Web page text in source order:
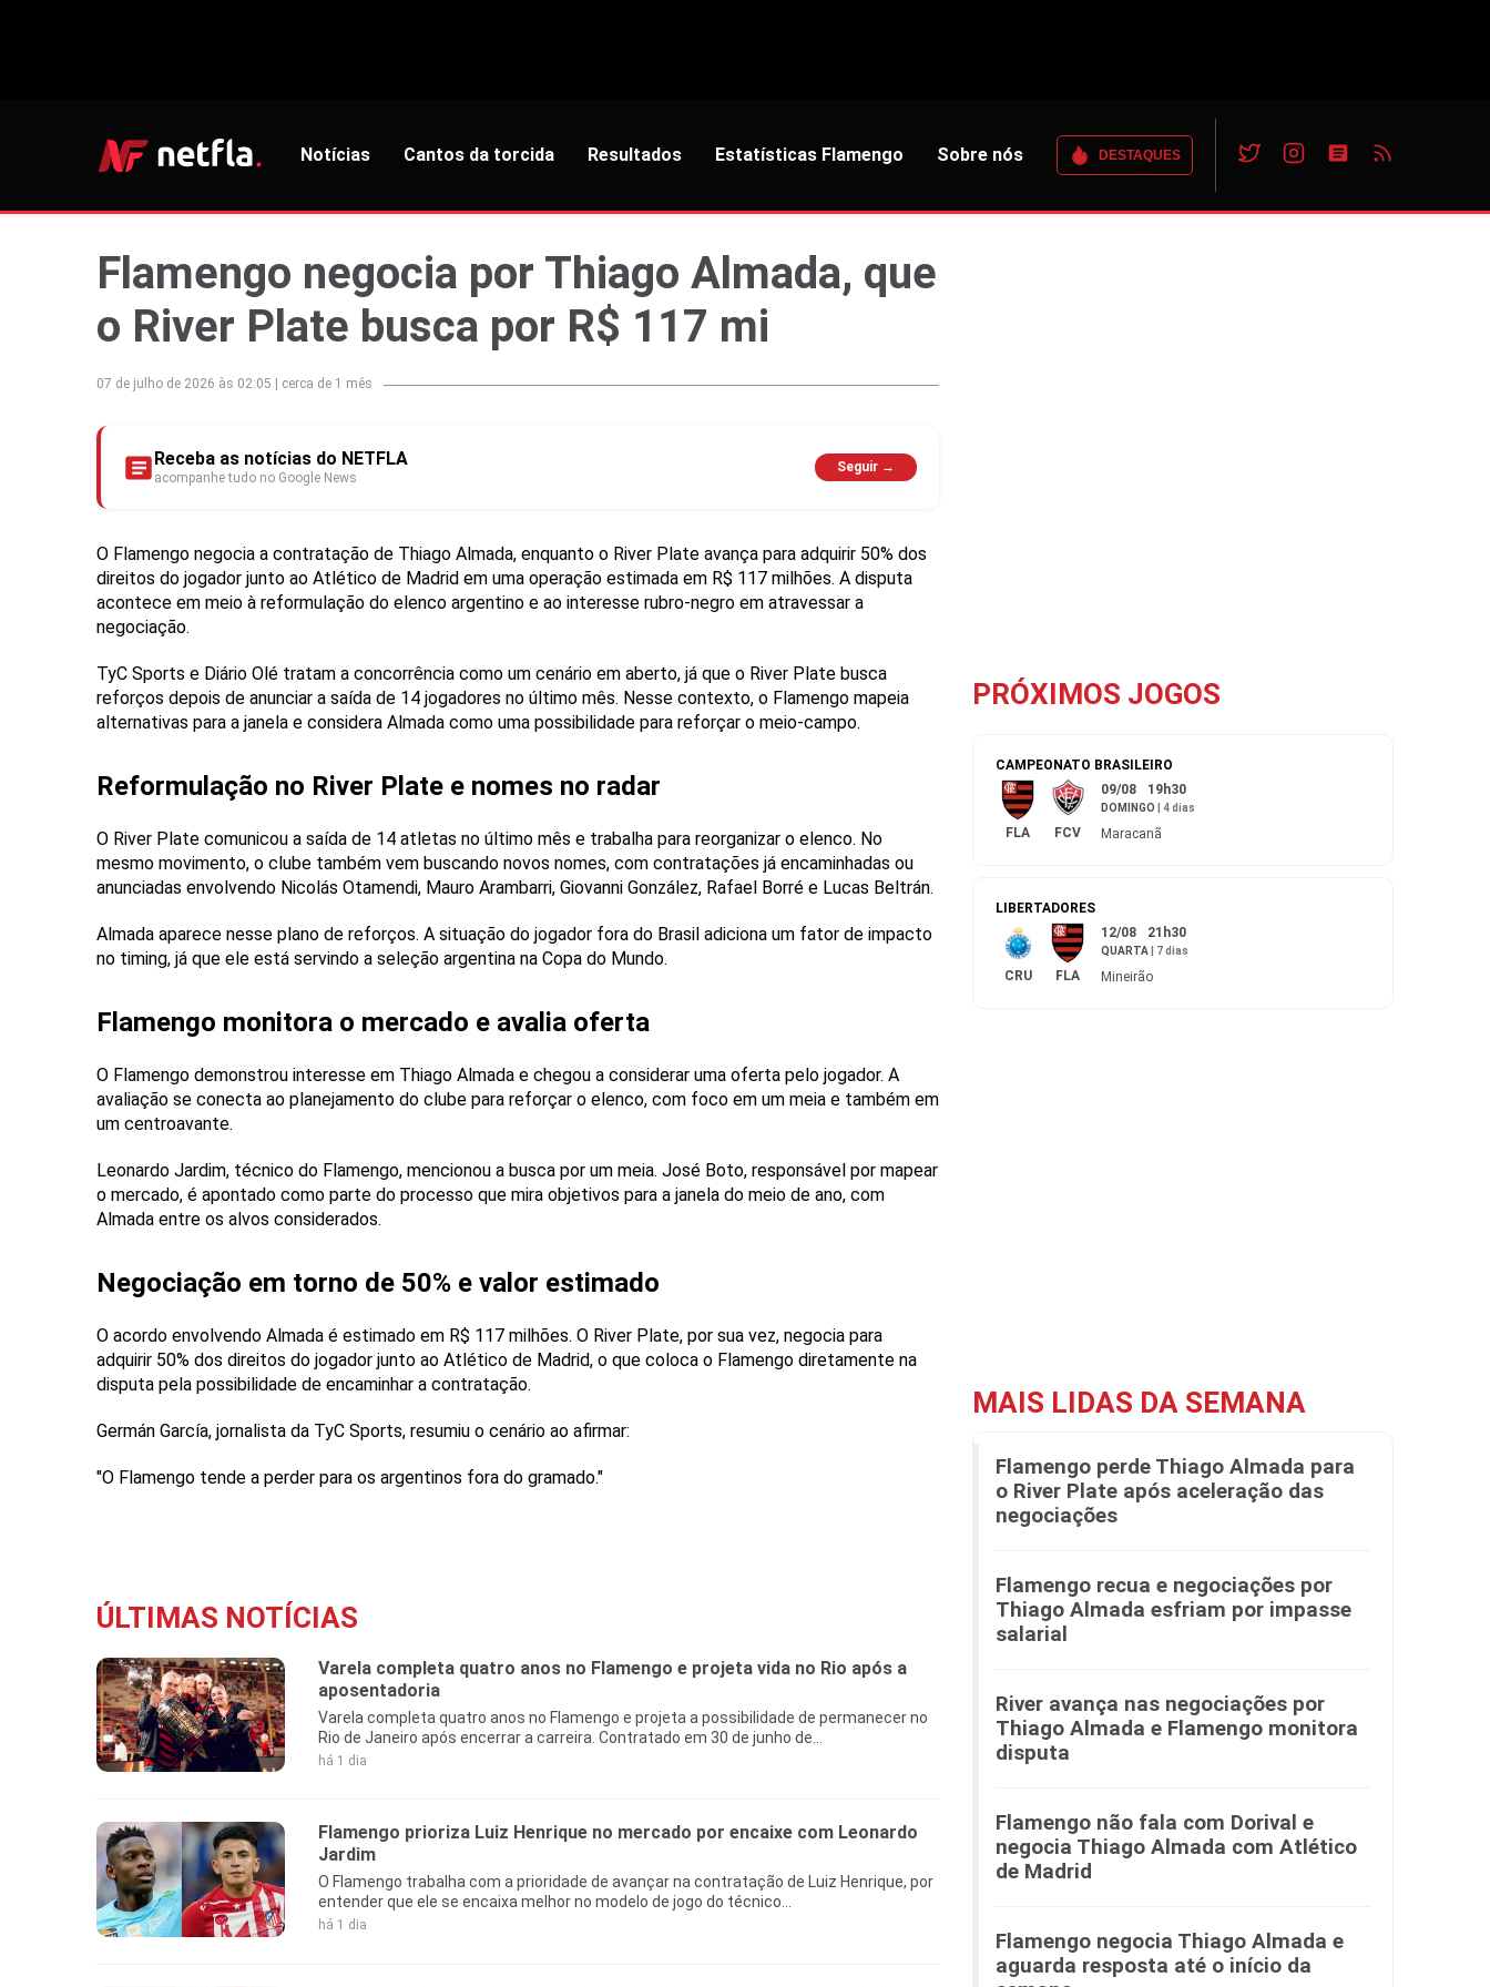
Notícias Cantos da torcida Resultados Estatísticas Flamengo Sobre nós DESTAQUES
Flamengo negocia por Thiago Almada, que
o River Plate busca por R$ 117 mi
07 de julho de 2026 às 02:05 cerca de 1 mês
Receba as notícias do NETFLA
acompanhe tudo no Google News
Seguir →
O Flamengo negocia a contratação de Thiago Almada, enquanto o River Plate avança para adquirir 50% dos
direitos do jogador junto ao Atlético de Madrid em uma operação estimada em R$ 117 milhões. A disputa
acontece em meio à reformulação do elenco argentino e ao interesse rubro-negro em atravessar a
negociação.
TyC Sports e Diário Olé tratam a concorrência como um cenário em aberto, já que o River Plate busca
reforços depois de anunciar a saída de 14 jogadores no último mês. Nesse contexto, o Flamengo mapeia
alternativas para a janela e considera Almada como uma possibilidade para reforçar o meio-campo.
Reformulação no River Plate e nomes no radar
O River Plate comunicou a saída de 14 atletas no último mês e trabalha para reorganizar o elenco. No
mesmo movimento, o clube também vem buscando novos nomes, com contratações já encaminhadas ou
anunciadas envolvendo Nicolás Otamendi, Mauro Arambarri, Giovanni González, Rafael Borré e Lucas Beltrán.
Almada aparece nesse plano de reforços. A situação do jogador fora do Brasil adiciona um fator de impacto
no timing, já que ele está servindo a seleção argentina na Copa do Mundo.
Flamengo monitora o mercado e avalia oferta
O Flamengo demonstrou interesse em Thiago Almada e chegou a considerar uma oferta pelo jogador. A
avaliação se conecta ao planejamento do clube para reforçar o elenco, com foco em um meia e também em
um centroavante.
Leonardo Jardim, técnico do Flamengo, mencionou a busca por um meia. José Boto, responsável por mapear
o mercado, é apontado como parte do processo que mira objetivos para a janela do meio de ano, com
Almada entre os alvos considerados.
Negociação em torno de 50% e valor estimado
O acordo envolvendo Almada é estimado em R$ 117 milhões. O River Plate, por sua vez, negocia para
adquirir 50% dos direitos do jogador junto ao Atlético de Madrid, o que coloca o Flamengo diretamente na
disputa pela possibilidade de encaminhar a contratação.
Germán García, jornalista da TyC Sports, resumiu o cenário ao afirmar:
"O Flamengo tende a perder para os argentinos fora do gramado."
ÚLTIMAS NOTÍCIAS
Varela completa quatro anos no Flamengo e projeta vida no Rio após a
aposentadoria
Varela completa quatro anos no Flamengo e projeta a possibilidade de permanecer no
Rio de Janeiro após encerrar a carreira. Contratado em 30 de junho de...
há 1 dia
Flamengo prioriza Luiz Henrique no mercado por encaixe com Leonardo
Jardim
O Flamengo trabalha com a prioridade de avançar na contratação de Luiz Henrique, por
entender que ele se encaixa melhor no modelo de jogo do técnico...
há 1 dia
PRÓXIMOS JOGOS
CAMPEONATO BRASILEIRO
FLA FCV
09/08 19h30
DOMINGO 4 dias
Maracanã
LIBERTADORES
CRU FLA
12/08 21h30
QUARTA 7 dias
Mineirão
MAIS LIDAS DA SEMANA
Flamengo perde Thiago Almada para
o River Plate após aceleração das
negociações
Flamengo recua e negociações por
Thiago Almada esfriam por impasse
salarial
River avança nas negociações por
Thiago Almada e Flamengo monitora
disputa
Flamengo não fala com Dorival e
negocia Thiago Almada com Atlético
de Madrid
Flamengo negocia Thiago Almada e
aguarda resposta até o início da